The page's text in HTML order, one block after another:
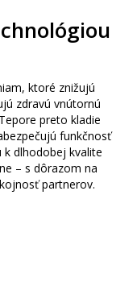
ktoré znižujú
zdravú vnútornú
preto kladie
funkčnosť
k dlhodobej kvalite
– s dôrazom na
partnerov.